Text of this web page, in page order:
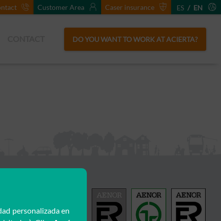
Customer Area Caser insurance ES / EN
DO YOU WANT TO WORK AT ACIERTA?
personalizada en